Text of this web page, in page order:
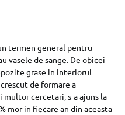
termen general pentru
vasele de sange. De obicei
grase in interiorul
de formare a
multor cercetari, s-a ajuns la
mor in fiecare an din aceasta